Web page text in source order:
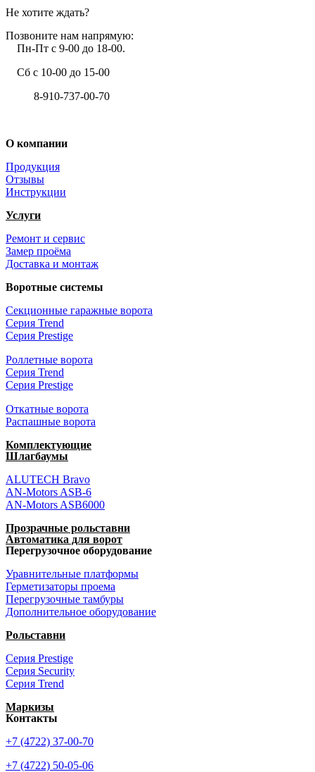
Не хотите ждать?
Позвоните нам напрямую:
Пн-Пт с 9-00 до 18-00.
Сб с 10-00 до 15-00
8-910-737-00-70
О компании
Продукция
Отзывы
Инструкции
Услуги
Ремонт и сервис
Замер проёма
Доставка и монтаж
Воротные системы
Секционные гаражные ворота
Серия Trend
Серия Prestige
Роллетные ворота
Серия Trend
Серия Prestige
Откатные ворота
Распашные ворота
Комплектующие
Шлагбаумы
ALUTECH Bravo
AN-Motors ASB-6
AN-Motors ASB6000
Прозрачные рольставни
Автоматика для ворот
Перегрузочное оборудование
Уравнительные платформы
Герметизаторы проема
Перегрузочные тамбуры
Дополнительное оборудование
Рольставни
Серия Prestige
Серия Security
Серия Trend
Маркизы
Контакты
+7 (4722) 37-00-70
+7 (4722) 50-05-06